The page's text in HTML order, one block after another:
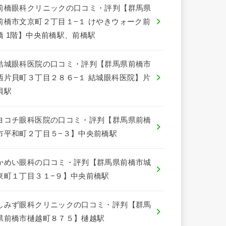
橋眼科クリニックの口コミ・評判【群馬県
橋市文京町２丁目１−１ けやきウォーク前
1階】中央前橋駅、前橋駅
城眼科医院の口コミ・評判【群馬県前橋市
片貝町３丁目２８６−１ 結城眼科医院】片
駅
コチ眼科医院の口コミ・評判【群馬県前橋
平和町２丁目５−３】中央前橋駅
めい眼科の口コミ・評判【群馬県前橋市城
町１丁目３１−９】中央前橋駅
みず眼科クリニックの口コミ・評判【群馬
前橋市樋越町８７５】樋越駅